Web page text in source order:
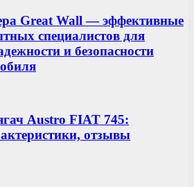
Great Wall — эффективные
специалистов для
и безопасности
Austro FIAT 745:
отзывы